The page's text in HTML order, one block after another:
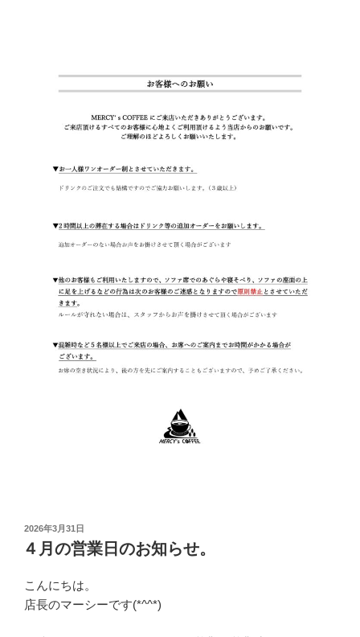
投
稿
日:
2026年3月31日
４月の営業日のお知らせ。
こんにちは。
店長のマーシーです(*^^*)